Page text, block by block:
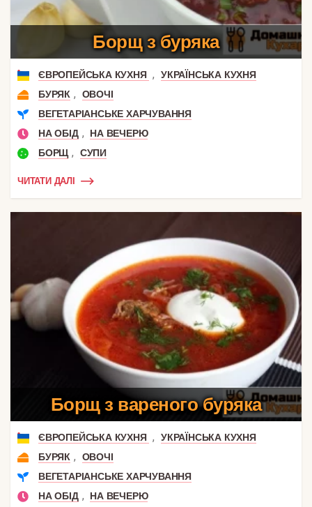
Борщ з буряка
ЄВРОПЕЙСЬКА КУХНЯ ,
УКРАЇНСЬКА КУХНЯ
БУРЯК ,
ОВОЧІ
ВЕГЕТАРІАНСЬКЕ ХАРЧУВАННЯ
НА ОБІД ,
НА ВЕЧЕРЮ
БОРЩ , СУПИ
ЧИТАТИ ДАЛІ
Борщ з вареного буряка
ЄВРОПЕЙСЬКА КУХНЯ ,
УКРАЇНСЬКА КУХНЯ
БУРЯК ,
ОВОЧІ
ВЕГЕТАРІАНСЬКЕ ХАРЧУВАННЯ
НА ОБІД ,
НА ВЕЧЕРЮ